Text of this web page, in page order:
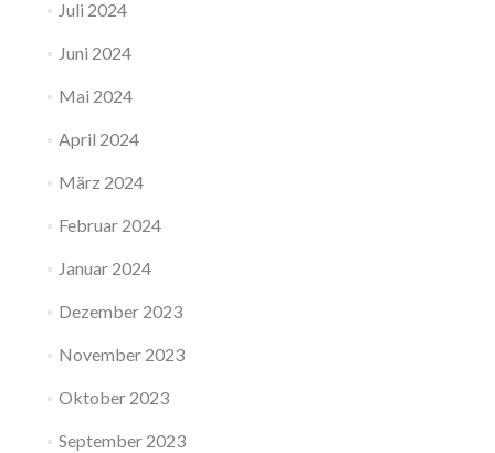
Juli 2024
Juni 2024
Mai 2024
April 2024
März 2024
Februar 2024
Januar 2024
Dezember 2023
November 2023
Oktober 2023
September 2023